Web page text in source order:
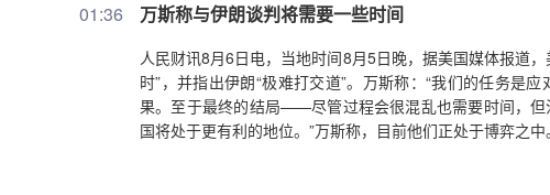
01:36 万斯称与伊朗谈判将需要一些时间
人民财讯8月6日电，当地时间8月5日晚，据美国媒体报道
时”，并指出伊朗“极难打交道”。万斯称：“我们的任务是
果。至于最终的结局——尽管过程会很混乱也需要时间，
国将处于更有利的地位。”万斯称，目前他们正处于博弈之中